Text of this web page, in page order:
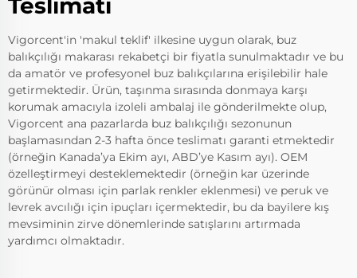
Teslimatı
Vigorcent'in 'makul teklif' ilkesine uygun olarak, buz
balıkçılığı makarası rekabetçi bir fiyatla sunulmaktadır ve bu
da amatör ve profesyonel buz balıkçılarına erişilebilir hale
getirmektedir. Ürün, taşınma sırasında donmaya karşı
korumak amacıyla izoleli ambalaj ile gönderilmekte olup,
Vigorcent ana pazarlarda buz balıkçılığı sezonunun
başlamasından 2-3 hafta önce teslimatı garanti etmektedir
(örneğin Kanada’ya Ekim ayı, ABD’ye Kasım ayı). OEM
özelleştirmeyi desteklemektedir (örneğin kar üzerinde
görünür olması için parlak renkler eklenmesi) ve peruk ve
levrek avcılığı için ipuçları içermektedir, bu da bayilere kış
mevsiminin zirve dönemlerinde satışlarını artırmada
yardımcı olmaktadır.